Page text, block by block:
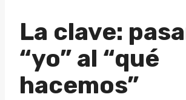
La clave:
“yo” al “qué
hacemos”